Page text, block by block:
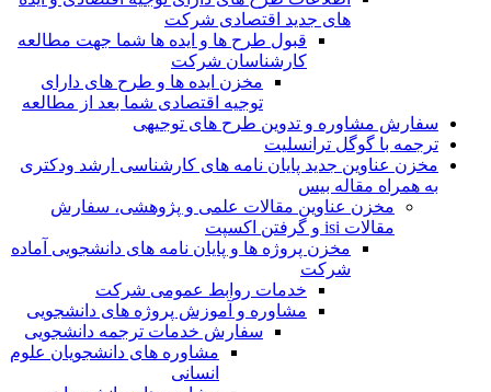
های جدید اقتصادی شرکت
قبول طرح ها و ایده ها شما جهت مطالعه
کارشناسان شرکت
مخزن ایده ها و طرح های دارای
توجیه اقتصادی شما بعد از مطالعه
سفارش مشاوره و تدوین طرح های توجیهی
ترجمه با گوگل ترانسلیت
مخزن عناوین جدید پایان نامه های کارشناسی ارشد ودکتری
به همراه مقاله بیس
مخزن عناوین مقالات علمی و پژوهشی، سفارش
مقالات isi و گرفتن اکسپت
مخزن پروژه ها و پایان نامه های دانشجویی آماده
شرکت
خدمات روابط عمومی شرکت
مشاوره و آموزش پروژه های دانشجویی
سفارش خدمات ترجمه دانشجویی
مشاوره های دانشجویان علوم
انسانی